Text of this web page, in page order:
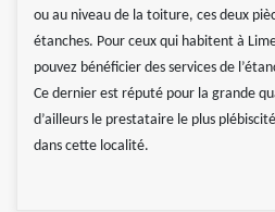
ou au niveau de la toiture, ces deux
étanches. Pour ceux qui habitent à
pouvez bénéficier des services de
Ce dernier est réputé pour la grande
d’ailleurs le prestataire le plus
dans cette localité.